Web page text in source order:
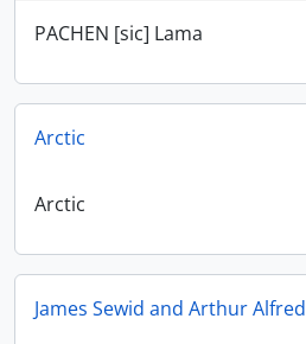
PACHEN [sic] Lama
Arctic
Arctic
James Sewid and Arthur Alfred